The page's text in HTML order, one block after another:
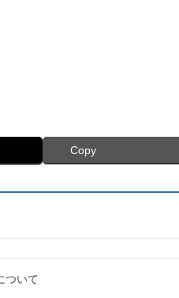
Copy
ついて